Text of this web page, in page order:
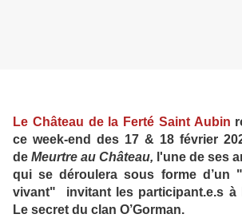
Le Château de la Ferté Saint Aubin
ce week-end des 17 & 18 février
de Meurtre au Château, l'une de ses
qui se déroulera sous forme d’un
vivant" invitant les participant.e.s à
Le secret du clan O’Gorman.